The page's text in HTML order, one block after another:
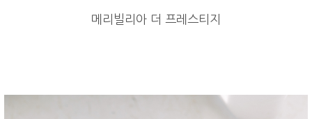
메리빌리아 더 프레스티지